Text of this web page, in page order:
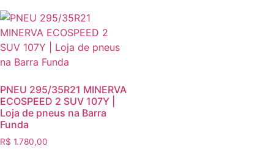
PNEU 295/35R21 MINERVA
ECOSPEED 2 SUV 107Y |
Loja de pneus na Barra
Funda
R$ 1.780,00